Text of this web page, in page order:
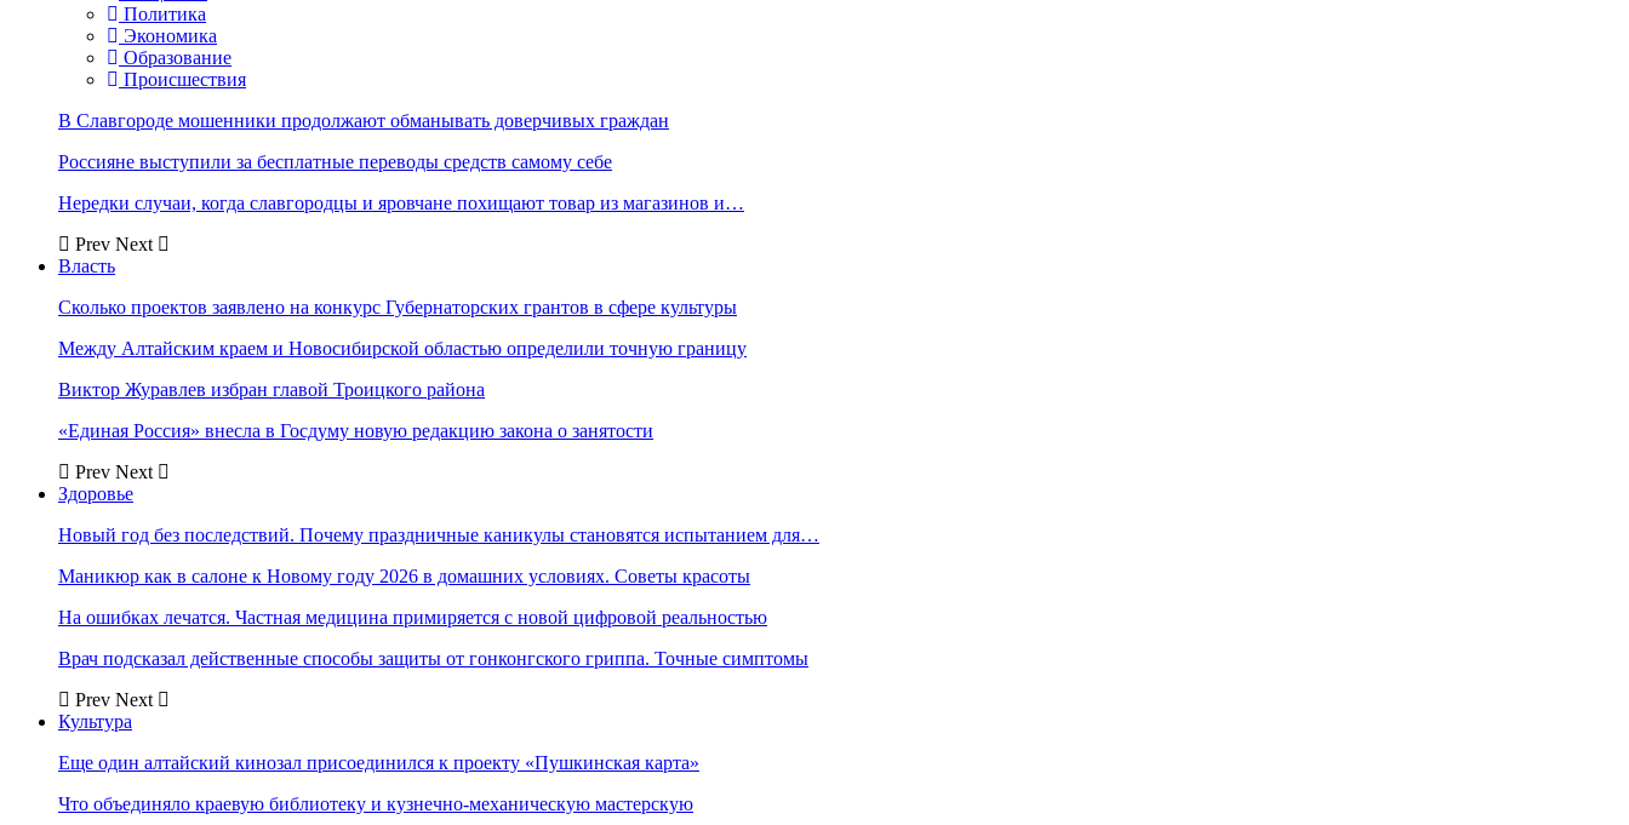
Политика
Экономика
Образование
Происшествия
В Славгороде мошенники продолжают обманывать доверчивых граждан
Россияне выступили за бесплатные переводы средств самому себе
Нередки случаи, когда славгородцы и яровчане похищают товар из магазинов и…
Prev Next
Власть
Сколько проектов заявлено на конкурс Губернаторских грантов в сфере культуры
Между Алтайским краем и Новосибирской областью определили точную границу
Виктор Журавлев избран главой Троицкого района
«Единая Россия» внесла в Госдуму новую редакцию закона о занятости
Prev Next
Здоровье
Новый год без последствий. Почему праздничные каникулы становятся испытанием для…
Маникюр как в салоне к Новому году 2026 в домашних условиях. Советы красоты
На ошибках лечатся. Частная медицина примиряется с новой цифровой реальностью
Врач подсказал действенные способы защиты от гонконгского гриппа. Точные симптомы
Prev Next
Культура
Еще один алтайский кинозал присоединился к проекту «Пушкинская карта»
Что объединяло краевую библиотеку и кузнечно-механическую мастерскую